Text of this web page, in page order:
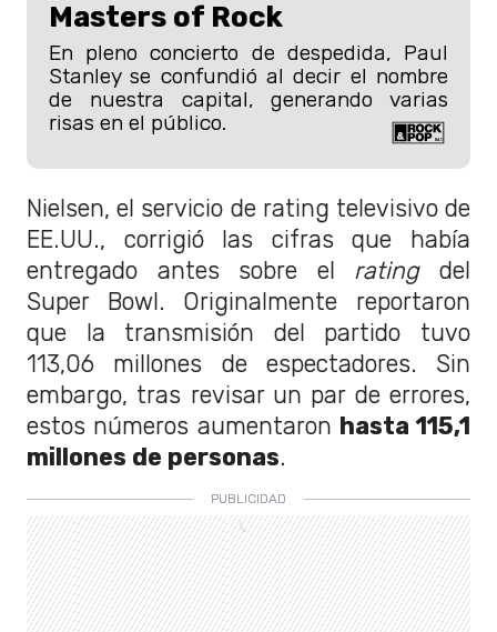
Masters of Rock
En pleno concierto de despedida, Paul
Stanley se confundió al decir el nombre
de nuestra capital, generando varias
risas en el público.
Nielsen, el servicio de rating televisivo de
EE.UU., corrigió las cifras que había
entregado antes sobre el ratingdel
Super Bowl. Originalmente reportaron
que la transmisión del partido tuvo
113,06 millones de espectadores. Sin
embargo, tras revisar un par de errores,
estos números aumentaron hasta 115,1
millones de personas.